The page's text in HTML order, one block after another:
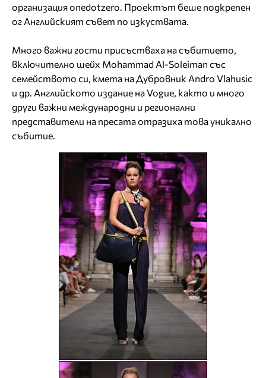
организация onedotzero. Проектът беше подкрепен
ог Английският съвет по изкуствата.
Много важни гости присъстваха на събитието,
включително шейх Mohammad Al-Soleiman със
семейството си, кмета на Дубровник Andro Vlahusic
и др. Английското издание на Vogue, както и много
други важни международни и регионални
представители на пресата отразиха това уникално
събитие.